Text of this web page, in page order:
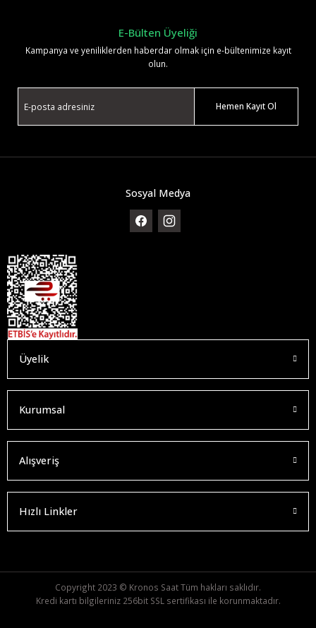
E-Bülten Üyeliği
Kampanya ve yeniliklerden haberdar olmak için e-bültenimize kayıt
olun.
Hemen Kayıt Ol
Sosyal Medya
Üyelik
Kurumsal
Alışveriş
Hızlı Linkler
Copyright 2023 © Kronos Saat Tüm hakları saklıdır.
Kredi kartı bilgileriniz 256bit SSL sertifikası ile korunmaktadır.